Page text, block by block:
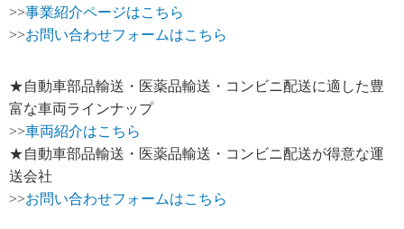
>>事業紹介ページはこちら
>>お問い合わせフォームはこちら
★自動車部品輸送・医薬品輸送・コンビニ配送に適した豊
富な車両ラインナップ
>>車両紹介はこちら
★自動車部品輸送・医薬品輸送・コンビニ配送が得意な運
送会社
>>お問い合わせフォームはこちら